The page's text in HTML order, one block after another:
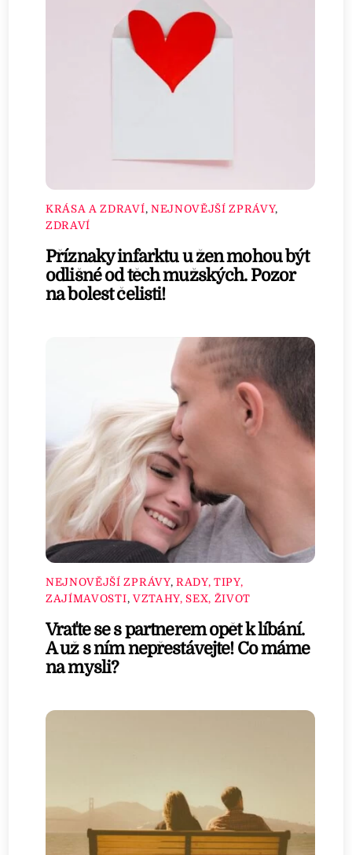
KRÁSA A ZDRAVÍ, NEJNOVĚJŠÍ ZPRÁVY,
ZDRAVÍ
Příznaky infarktu u žen mohou být
odlišné od těch mužských. Pozor
na bolest čelisti!
NEJNOVĚJŠÍ ZPRÁVY, RADY, TIPY,
ZAJÍMAVOSTI, VZTAHY, SEX, ŽIVOT
Vraťte se s partnerem opět k líbání.
A už s ním nepřestávejte! Co máme
na mysli?